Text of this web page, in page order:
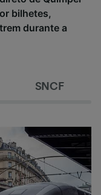
bilhetes,
durante a
SNCF